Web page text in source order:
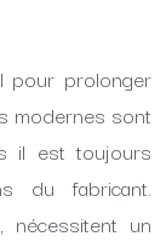
pour prolonger
modernes sont
il est toujours
du fabricant.
nécessitent un